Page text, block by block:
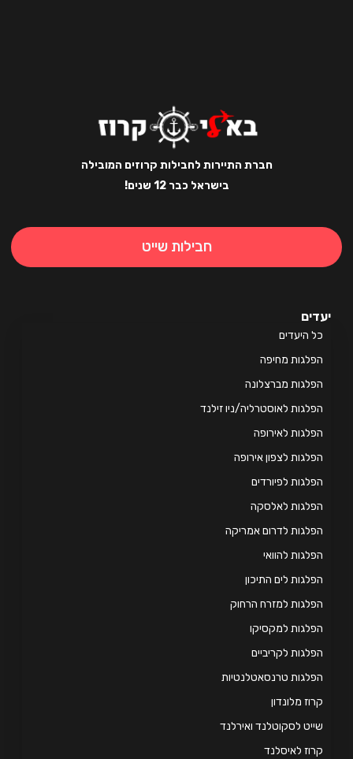
חברת התיירות לחבילות קרוזים המובילה
בישראל כבר 12 שנים!
חבילות שייט
היעדים
מחיפה
מברצלונה
לאוסטרליה/ניו זילנד
לאירופה
לצפון אירופה
לפיורדים
לאלסקה
לדרום אמריקה
להוואי
לים התיכון
למזרח הרחוק
למקסיקו
לקריביים
טרנסאטלנטיות
מלונדון
לסקוטלנד ואירלנד
לאיסלנד